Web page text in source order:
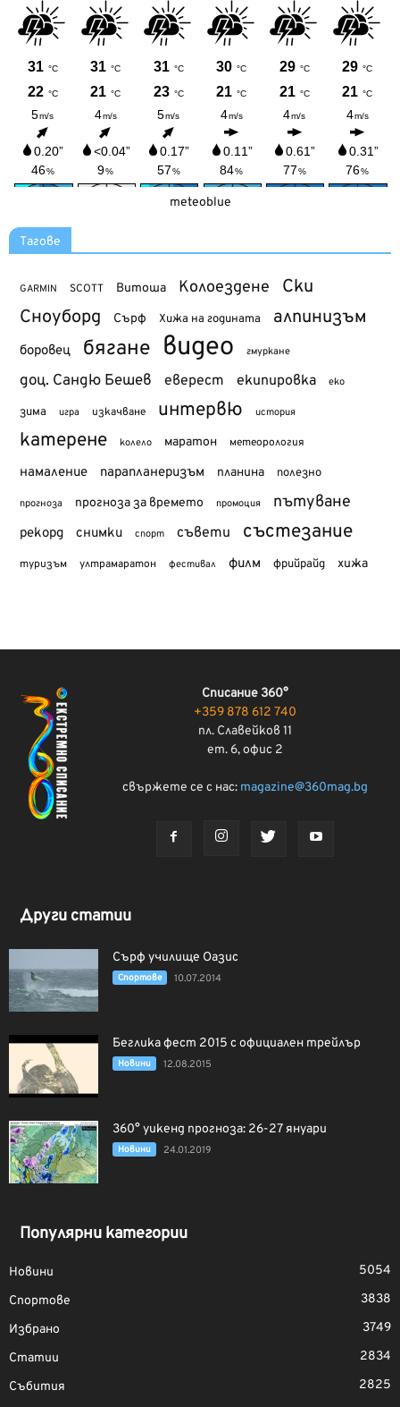
meteoblue
Тагове
GARMIN SCOTT Витоша Колоездене Ски
Сноуборд Сърф Хижа на годината алпинизъм
боровец бягане видео гмуркане
доц. Сандю Бешев еверест екипировка еко
зима игра изкачване интервю история
катерене колело маратон метеорология
намаление парапланеризъм планина полезно
прогноза прогноза за времето промоция пътуване
рекорд снимки спорт съвети състезание
туризъм ултрамаратон фестивал филм фрийрайд хижа
Списание 360°
+359 878 612 740
пл. Славейков 11
ет. 6, офис 2
свържете се с нас: magazine@360mag.bg
Други статии
Сърф училище Оазис
Спортове 10.07.2014
Беглика фест 2015 с официален трейлър
Новини 12.08.2015
360° уикенд прогноза: 26-27 януари
Новини 24.01.2019
Популярни категории
Новини
5054
Спортове
3838
Избрано
3749
Статии
2834
Събития
2825